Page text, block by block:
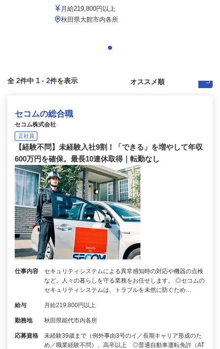
月給219,800円以上
秋田県大館市内各所
全 2件中 1 - 2件を表示
セコムの総合職
セコム株式会社
正社員
【経験不問】未経験入社9割！「できる」を増やして年収
600万円を確保。最長10連休取得｜転勤なし
仕事内容
セキュリティシステムによる異常感知時の対応や機器の点検
など、人々の暮らしを守る業務をお任せします。 ◎セコムの
セキュリティシステムは、トラブルを未然に防ぐため…
給与 月給219,800円以上
勤務地 秋田県能代市内各所
応募資格
未経験39歳まで（例外事由3号のイ／長期キャリア形成のた
め／職業経験不問）、高卒以上 ◎普通自動車運転免許（AT